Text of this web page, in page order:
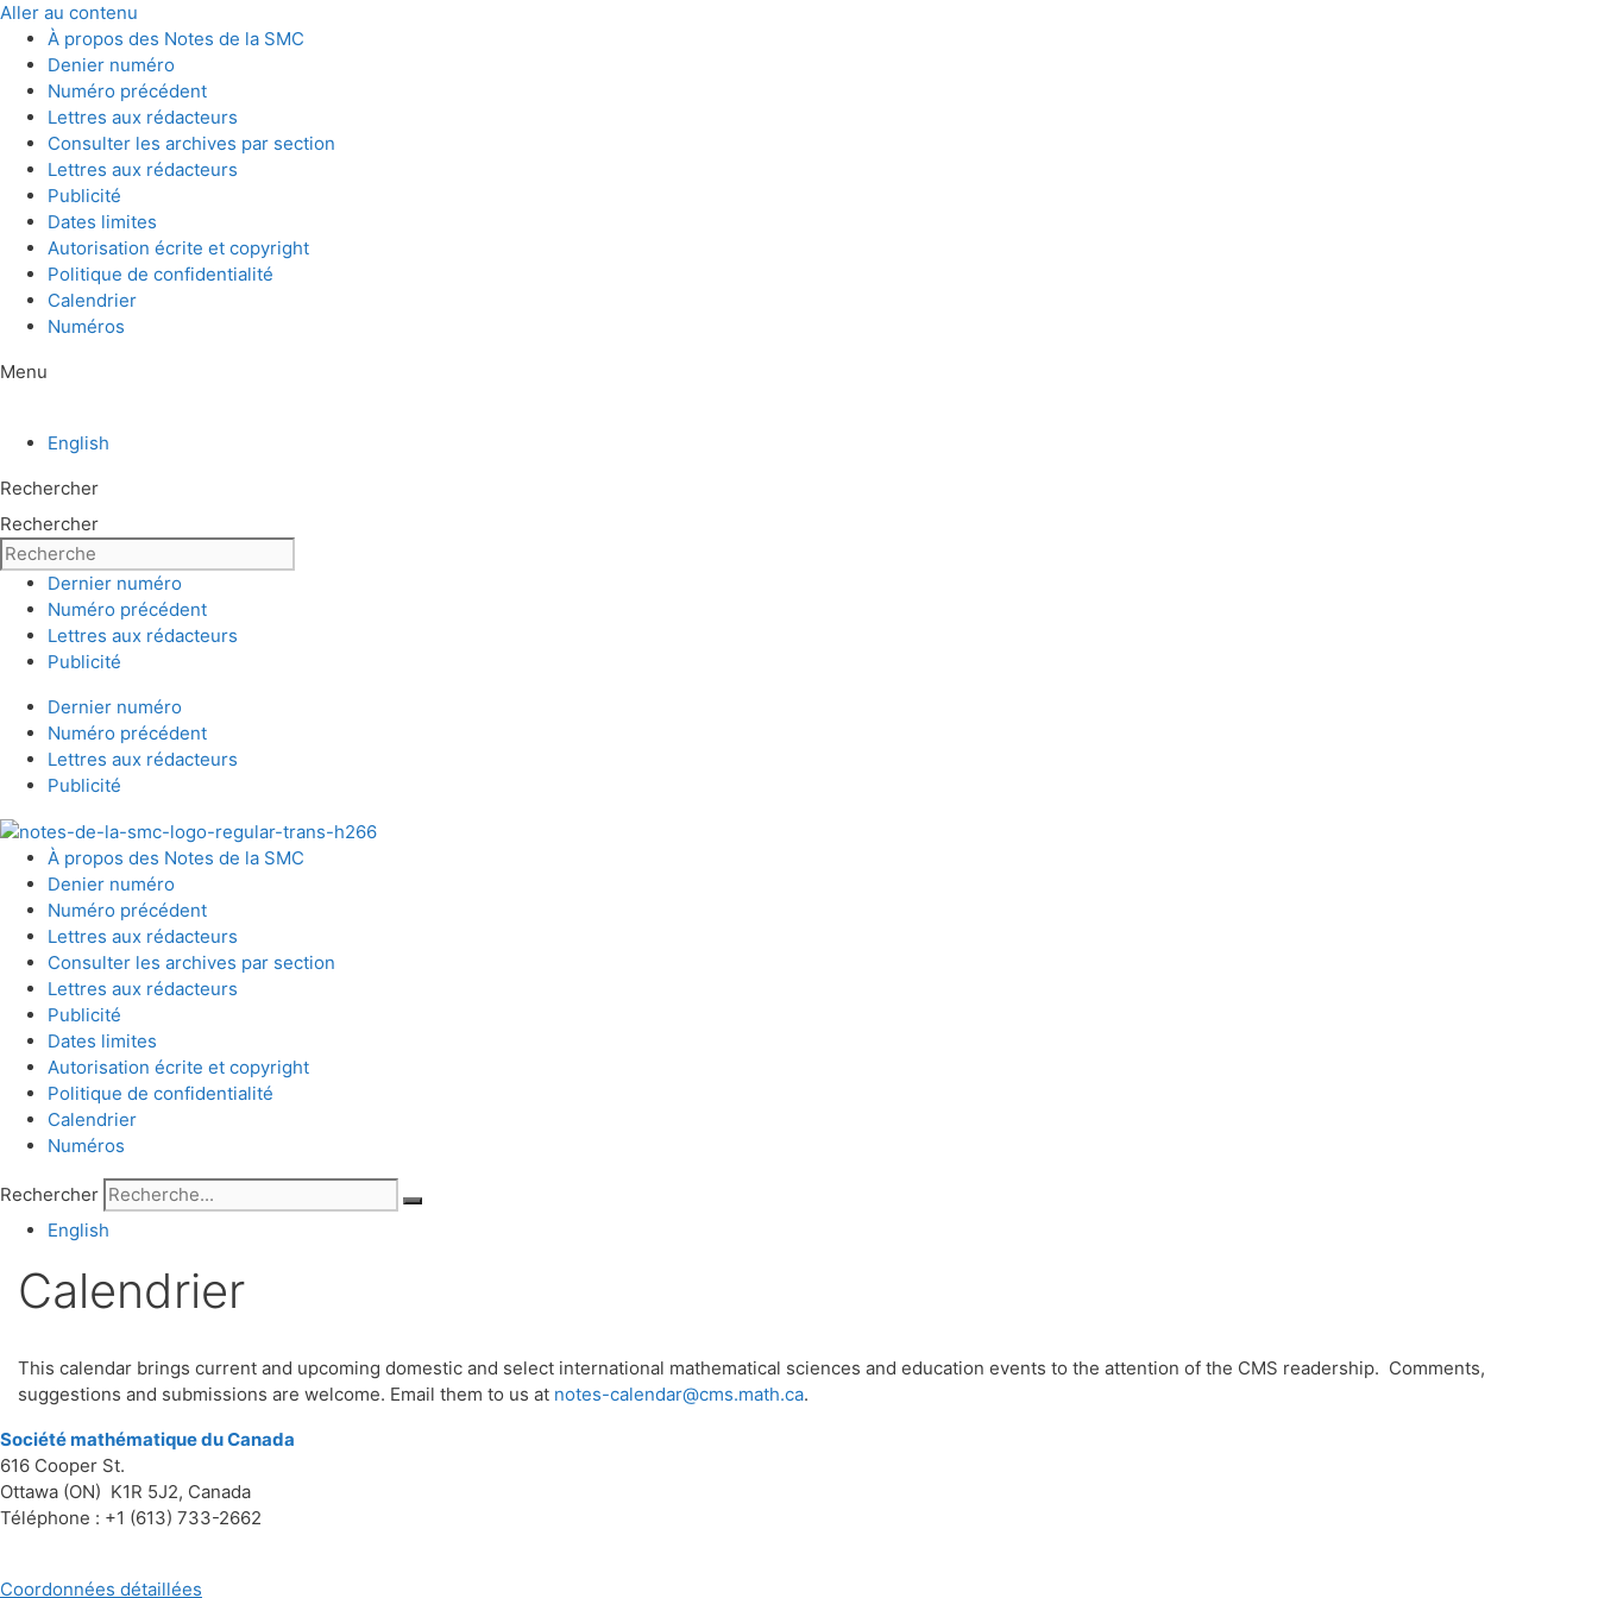
Aller au contenu
À propos des Notes de la SMC
Denier numéro
Numéro précédent
Lettres aux rédacteurs
Consulter les archives par section
Lettres aux rédacteurs
Publicité
Dates limites
Autorisation écrite et copyright
Politique de confidentialité
Calendrier
Numéros
Menu
English
Rechercher
Rechercher
Dernier numéro
Numéro précédent
Lettres aux rédacteurs
Publicité
Dernier numéro
Numéro précédent
Lettres aux rédacteurs
Publicité
À propos des Notes de la SMC
Denier numéro
Numéro précédent
Lettres aux rédacteurs
Consulter les archives par section
Lettres aux rédacteurs
Publicité
Dates limites
Autorisation écrite et copyright
Politique de confidentialité
Calendrier
Numéros
Rechercher
English
Calendrier
This calendar brings current and upcoming domestic and select international mathematical sciences and education events to the attention of the CMS readership. Comments,
suggestions and submissions are welcome. Email them to us at notes-calendar@cms.math.ca.
Société mathématique du Canada
616 Cooper St.
Ottawa (ON) K1R 5J2, Canada
Téléphone : +1 (613) 733-2662
Coordonnées détaillées